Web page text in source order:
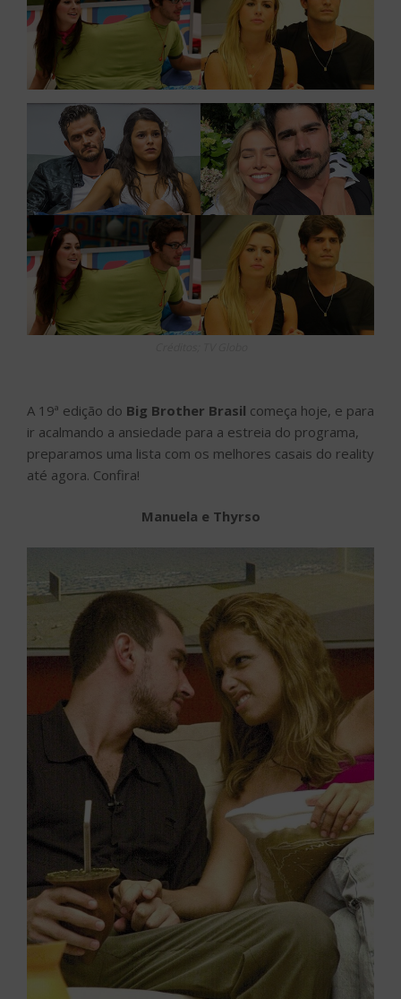
A 19ª edição do Big Brother Brasil começa hoje, e para
ir acalmando a ansiedade para a estreia do programa,
preparamos uma lista com os melhores casais do reality
até agora. Confira!
Manuela e Thyrso